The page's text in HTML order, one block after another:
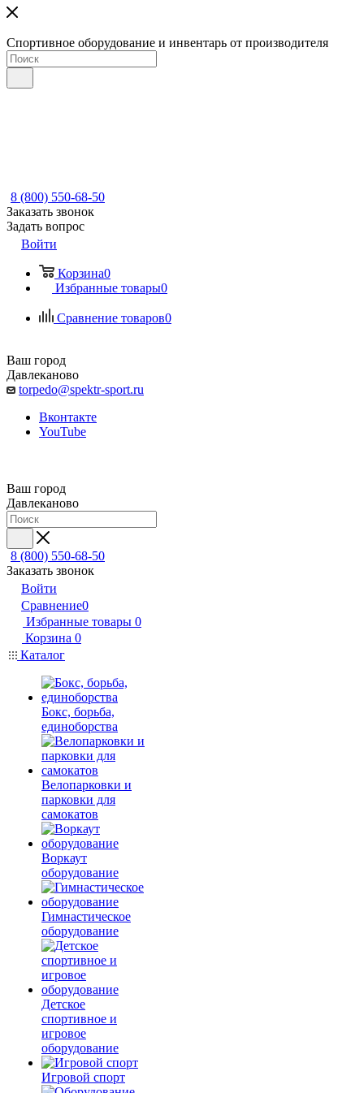
Спортивное оборудование и инвентарь от производителя
8 (800) 550-68-50
Заказать звонок
Задать вопрос
Войти
Корзина0
Избранные товары0
Сравнение товаров0
Ваш город
Давлеканово
torpedo@spektr-sport.ru
Вконтакте
YouTube
Ваш город
Давлеканово
8 (800) 550-68-50
Заказать звонок
Войти
Сравнение0
Избранные товары 0
Корзина 0
Каталог
Бокс, борьба,
единоборства
Велопарковки и
парковки для
самокатов
Воркаут
оборудование
Гимнастическое
оборудование
Детское
спортивное и
игровое
оборудование
Игровой спорт